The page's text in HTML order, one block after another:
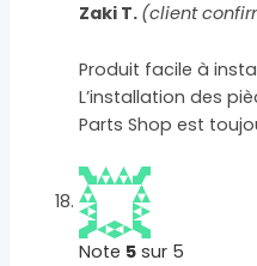
Zaki T. (client
Produit facile à
L’installation des
Parts Shop est
Note 5 sur 5